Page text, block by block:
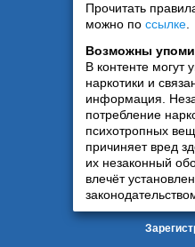
Прочитать
можно по ссылке
Возможны
В контенте могут
наркотики и
информация.
потребление
психотропных
причиняет вред
их незаконный
влечёт